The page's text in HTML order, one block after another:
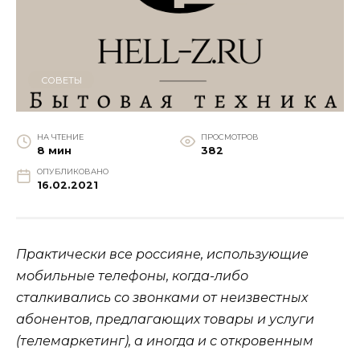
СОВЕТЫ
НА ЧТЕНИЕ
8 мин
ПРОСМОТРОВ
382
ОПУБЛИКОВАНО
16.02.2021
Практически все россияне, использующие
мобильные телефоны, когда-либо
сталкивались со звонками от неизвестных
абонентов, предлагающих товары и услуги
(телемаркетинг), а иногда и с откровенным